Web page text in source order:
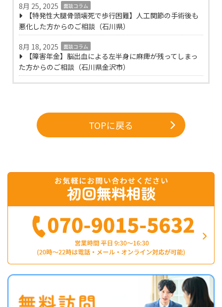
8月 25, 2025 面談コラム
【特発性大腿骨頭壊死で歩行困難】人工関節の手術後も
悪化した方からのご相談（石川県）
8月 18, 2025 面談コラム
【障害年金】脳出血による左半身に麻痺が残ってしまっ
た方からのご相談（石川県金沢市）
TOPに戻る